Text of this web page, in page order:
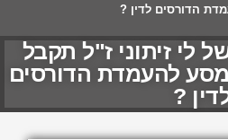
הדורסים לדין ?
זיתוני ז"ל תקבל
להעמדת הדורסים
?